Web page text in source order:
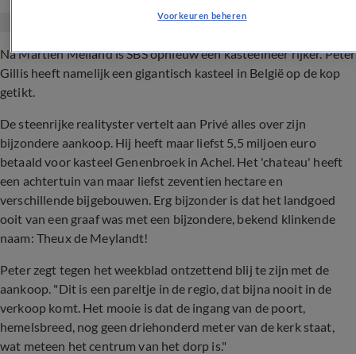
Na Martien Meiland is SBS opnieuw een kasteelheer rijker. Peter
Gillis heeft namelijk een gigantisch kasteel in België op de kop
getikt.
De steenrijke realityster vertelt aan Privé alles over zijn
bijzondere aankoop. Hij heeft maar liefst 5,5 miljoen euro
betaald voor kasteel Genenbroek in Achel. Het 'chateau' heeft
een achtertuin van maar liefst zeventien hectare en
verschillende bijgebouwen. Erg bijzonder is dat het landgoed
ooit van een graaf was met een bijzondere, bekend klinkende
naam: Theux de Meylandt!
Peter zegt tegen het weekblad ontzettend blij te zijn met de
aankoop. "Dit is een pareltje in de regio, dat bijna nooit in de
verkoop komt. Het mooie is dat de ingang van de poort,
hemelsbreed, nog geen driehonderd meter van de kerk staat,
wat meteen het centrum van het dorp is."
Voorkeuren beheren